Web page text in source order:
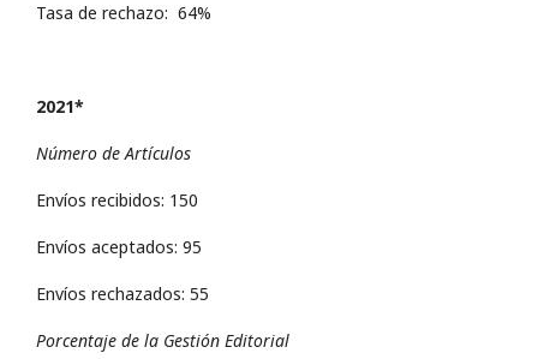
Tasa de rechazo: 64%
2021*
Número de Artículos
Envíos recibidos: 150
Envíos aceptados: 95
Envíos rechazados: 55
Porcentaje de la Gestión Editorial